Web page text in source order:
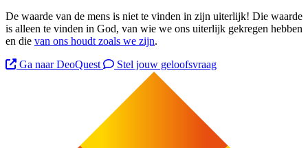
De waarde van de mens is niet te vinden in zijn uiterlijk! Die waarde
is alleen te vinden in God, van wie we ons uiterlijk gekregen hebben
en die van ons houdt zoals we zijn.
Ga naar DeoQuest
Stel jouw geloofsvraag